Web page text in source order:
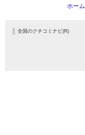
ホーム
全国のクチコミナビ(R)